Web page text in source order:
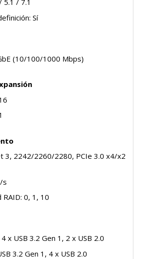
5.1 / 7.1
Sí
(10/100/1000 Mbps)
3, 2242/2260/2280, PCIe 3.0 x4/x2
s
RAID: 0, 1, 10
x USB 3.2 Gen 1, 2 x USB 2.0
3.2 Gen 1, 4 x USB 2.0